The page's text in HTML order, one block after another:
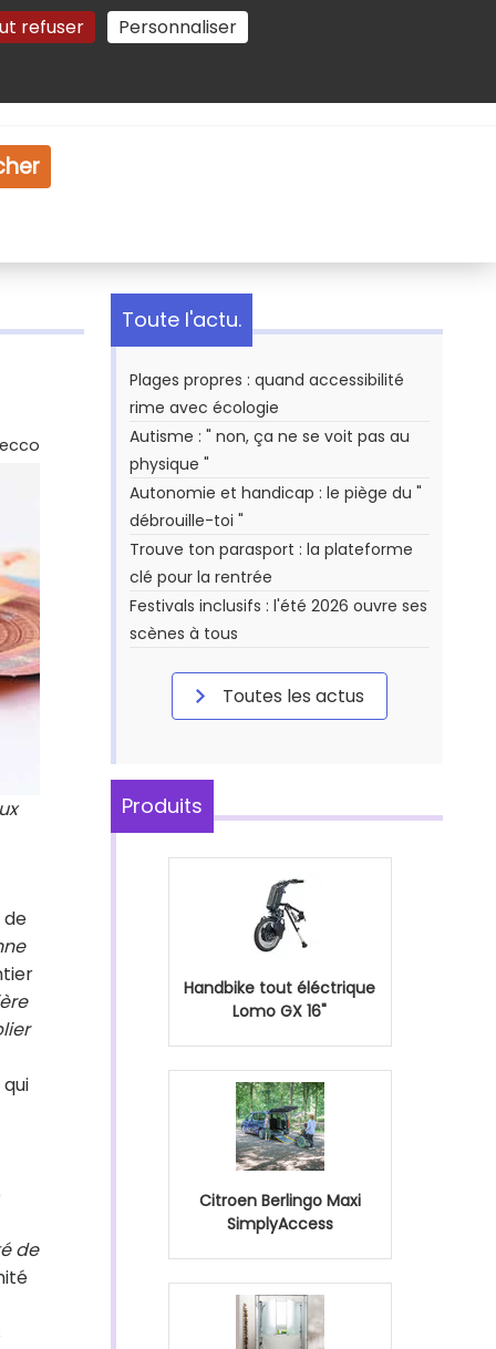
refuser Personnaliser
Gestion des cookies
de
de
Toute l'actu.
Plages propres : quand accessibilité
rime avec écologie
Autisme : " non, ça ne se voit pas au
physique "
Autonomie et handicap : le piège du "
débrouille-toi "
Trouve ton parasport : la plateforme
clé pour la rentrée
Festivals inclusifs : l'été 2026 ouvre ses
scènes à tous
Toutes les actus
Produits
Handbike tout éléctrique
Lomo GX 16"
Citroen Berlingo Maxi
SimplyAccess